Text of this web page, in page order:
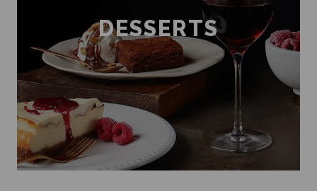
DESSERTS